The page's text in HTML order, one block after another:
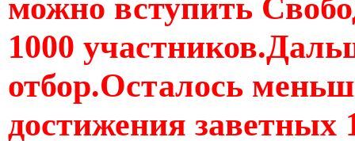
1000
отбор.Осталось
достижения заветных